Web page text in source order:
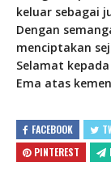
keluar sebagai
Dengan
menciptakan
Selamat
Ema atas
FACEBOOK
PINTEREST